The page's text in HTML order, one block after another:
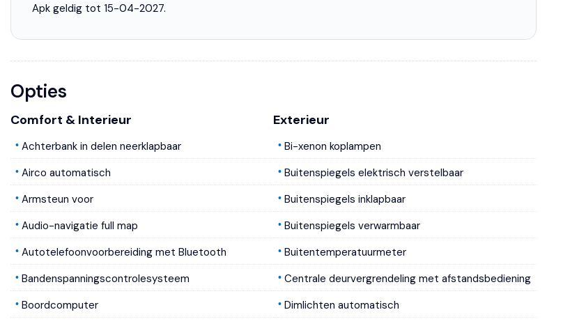
Apk geldig tot 15-04-2027.
Opties
Comfort & Interieur
Achterbank in delen neerklapbaar
Airco automatisch
Armsteun voor
Audio-navigatie full map
Autotelefoonvoorbereiding met Bluetooth
Bandenspanningscontrolesysteem
Boordcomputer
Exterieur
Bi-xenon koplampen
Buitenspiegels elektrisch verstelbaar
Buitenspiegels inklapbaar
Buitenspiegels verwarmbaar
Buitentemperatuurmeter
Centrale deurvergrendeling met afstandsbediening
Dimlichten automatisch